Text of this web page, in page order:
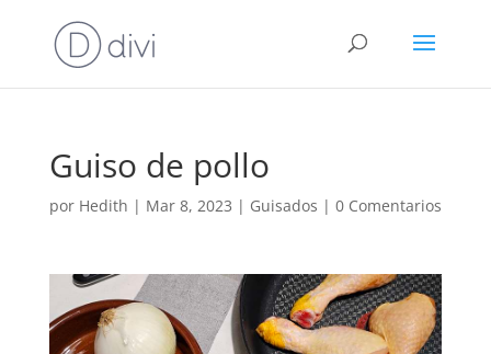
Guiso de pollo
por Hedith | Mar 8, 2023 | Guisados | 0 Comentarios